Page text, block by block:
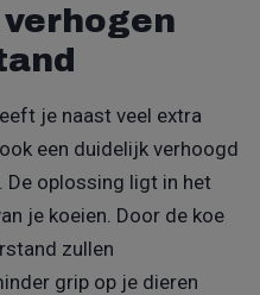
je naast veel extra
een duidelijk verhoogd
oplossing ligt in het
je koeien. Door de koe
zullen
grip op je dieren